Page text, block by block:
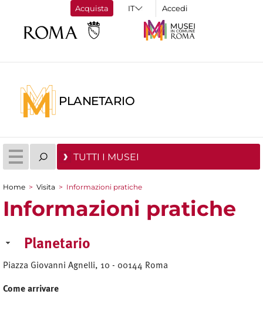
Acquista Accedi
PLANETARIO
TUTTI I MUSEI
Tu sei qui
Home > Visita > Informazioni pratiche
Informazioni pratiche
Planetario
Piazza Giovanni Agnelli, 10 - 00144 Roma
Come arrivare